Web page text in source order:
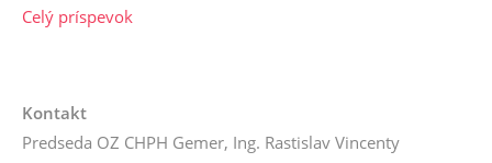
Celý príspevok
Kontakt
Predseda OZ CHPH Gemer, Ing. Rastislav Vincenty